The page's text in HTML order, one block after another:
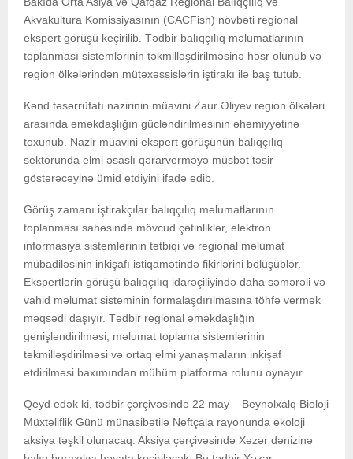
Akvakultura Komissiyasının (CACFish) növbəti regional
ekspert görüşü keçirilib. Tədbir balıqçılıq məlumatlarının
toplanması sistemlərinin təkmilləşdirilməsinə həsr olunub və
region ölkələrindən mütəxəssislərin iştirakı ilə baş tutub.
Kənd təsərrüfatı nazirinin müavini Zaur Əliyev region ölkələri
arasında əməkdaşlığın gücləndirilməsinin əhəmiyyətinə
toxunub. Nazir müavini ekspert görüşünün balıqçılıq
sektorunda elmi əsaslı qərarverməyə müsbət təsir
göstərəcəyinə ümid etdiyini ifadə edib.
Görüş zamanı iştirakçılar balıqçılıq məlumatlarının
toplanması sahəsində mövcud çətinliklər, elektron
informasiya sistemlərinin tətbiqi və regional məlumat
mübadiləsinin inkişafı istiqamətində fikirlərini bölüşüblər.
Ekspertlərin görüşü balıqçılıq idarəçiliyində daha səmərəli və
vahid məlumat sisteminin formalaşdırılmasına töhfə vermək
məqsədi daşıyır. Tədbir regional əməkdaşlığın
genişləndirilməsi, məlumat toplama sistemlərinin
təkmilləşdirilməsi və ortaq elmi yanaşmaların inkişaf
etdirilməsi baxımından mühüm platforma rolunu oynayır.
Qeyd edək ki, tədbir çərçivəsində 22 may – Beynəlxalq Bioloji
Müxtəliflik Günü münasibətilə Neftçala rayonunda ekoloji
aksiya təşkil olunacaq. Aksiya çərçivəsində Xəzər dənizinə